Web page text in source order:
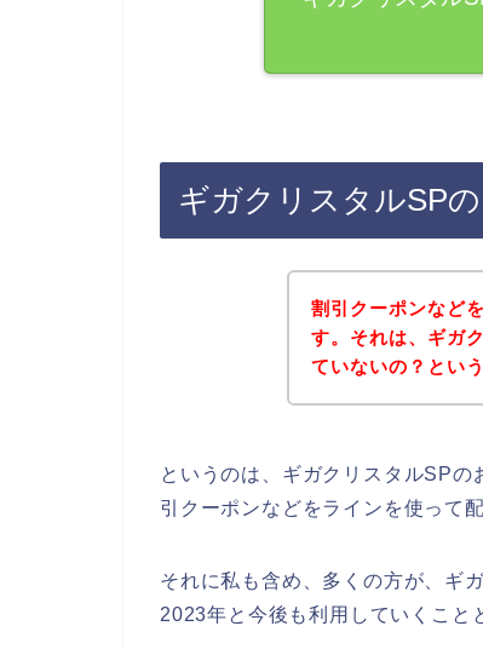
ギガクリスタルSP
割引クーポンなど
す。それは、ギガ
ていないの？とい
というのは、ギガクリスタルSPの
引クーポンなどをラインを使って
それに私も含め、多くの方が、ギ
2023年と今後も利用していくこと